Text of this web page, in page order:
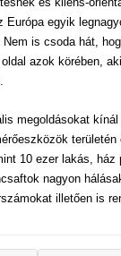
Európa egyik
is csoda hát,
azok körében,
megoldásokat
területén
10 ezer lakás, ház
nagyon
illetően is